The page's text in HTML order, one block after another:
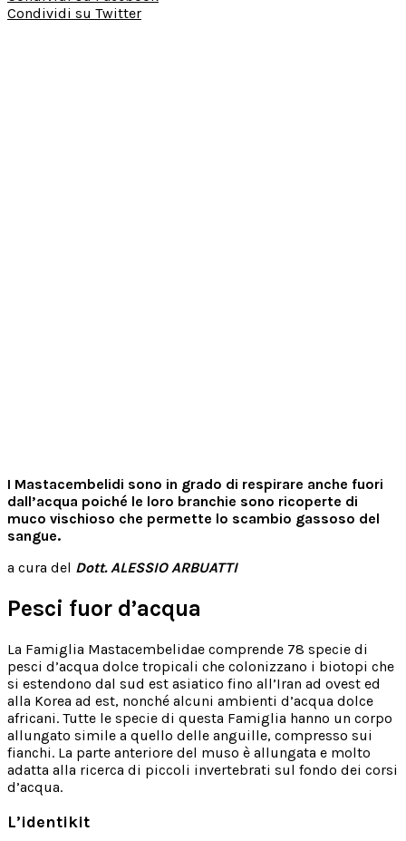
Condividi su Twitter
I Mastacembelidi sono in grado di respirare anche fuori
dall’acqua poiché le loro branchie sono ricoperte di
muco vischioso che permette lo scambio gassoso del
sangue.
a cura del Dott. ALESSIO ARBUATTI
Pesci fuor d’acqua
La Famiglia Mastacembelidae comprende 78 specie di
pesci d’acqua dolce tropicali che colonizzano i biotopi che
si estendono dal sud est asiatico fino all’Iran ad ovest ed
alla Korea ad est, nonché alcuni ambienti d’acqua dolce
africani. Tutte le specie di questa Famiglia hanno un corpo
allungato simile a quello delle anguille, compresso sui
fianchi. La parte anteriore del muso è allungata e molto
adatta alla ricerca di piccoli invertebrati sul fondo dei corsi
d’acqua.
L’identikit